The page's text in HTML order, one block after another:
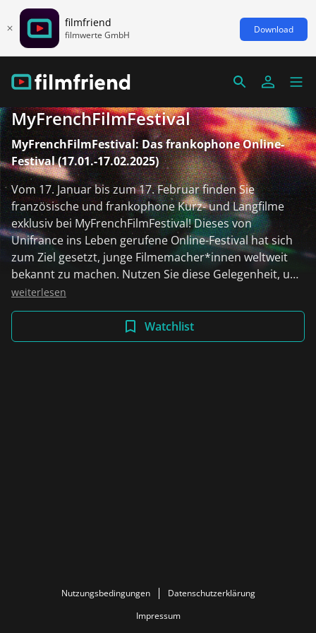
filmfriend
filmwerte GmbH Download
MyFrenchFilmFestival
MyFrenchFilmFestival: Das frankophone Online-
Festival (17.01.-17.02.2025)
Vom 17. Januar bis zum 17. Februar finden Sie
französische und frankophone Kurz- und Langfilme
exklusiv bei MyFrenchFilmFestival! Dieses von
Unifrance ins Leben gerufene Online-Festival hat sich
zum Ziel gesetzt, junge Filmemacher*innen weltweit
bekannt zu machen. Nutzen Sie diese Gelegenheit, um
frankophone Kultur zu tanken und neue Talente zu
entdecken! Aus rechtlichen Gründen sind nicht alle
Filme in allen Ländern verfügbar. Aber manche Filme
bleiben länger!
weiterlesen
Watchlist
Nutzungsbedingungen
Datenschutzerklärung
Impressum